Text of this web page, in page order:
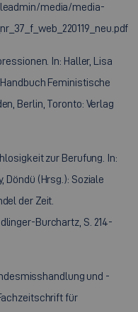
media/media-
In: Haller, Lisa
Feministische
Berlin, Toronto: Verlag
zur Berufung. In:
Döndü (Hrsg.): Soziale
der Zeit.
Burchartz, S. 214-
und -
für